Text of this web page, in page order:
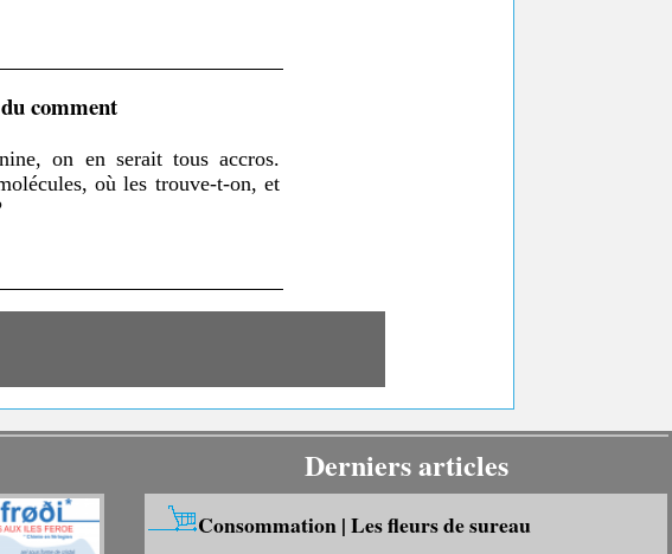
comment
on en serait tous accros.
où les trouve-t-on, et
Derniers articles
Consommation | Les fleurs de sureau